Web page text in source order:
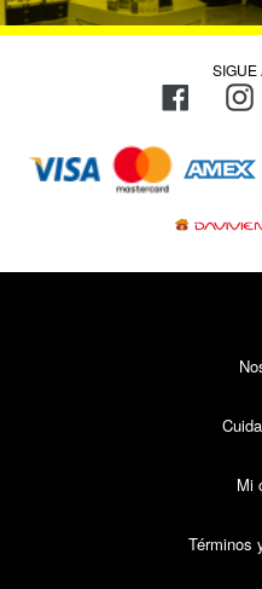
SIGUE
Facebook
Mi
Términos